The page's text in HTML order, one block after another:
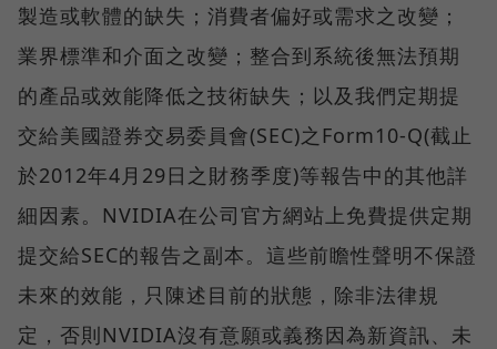
製造或軟體的缺失；消費者偏好或需求之改變；
業界標準和介面之改變；整合到系統後無法預期
的產品或效能降低之技術缺失；以及我們定期提
交給美國證券交易委員會(SEC)之Form10-Q(截止
於2012年4月29日之財務季度)等報告中的其他詳
細因素。NVIDIA在公司官方網站上免費提供定期
提交給SEC的報告之副本。這些前瞻性聲明不保證
未來的效能，只陳述目前的狀態，除非法律規
定，否則NVIDIA沒有意願或義務因為新資訊、未